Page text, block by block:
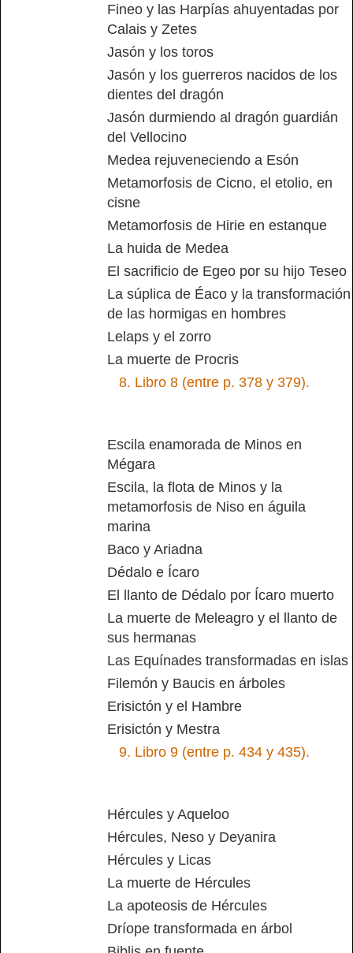
Fineo y las Harpías ahuyentadas por
Calais y Zetes
Jasón y los toros
Jasón y los guerreros nacidos de los
dientes del dragón
Jasón durmiendo al dragón guardián
del Vellocino
Medea rejuveneciendo a Esón
Metamorfosis de Cicno, el etolio, en
cisne
Metamorfosis de Hirie en estanque
La huida de Medea
El sacrificio de Egeo por su hijo Teseo
La súplica de Éaco y la transformación
de las hormigas en hombres
Lelaps y el zorro
La muerte de Procris
8. Libro 8 (entre p. 378 y 379).
Escila enamorada de Minos en
Mégara
Escila, la flota de Minos y la
metamorfosis de Niso en águila
marina
Baco y Ariadna
Dédalo e Ícaro
El llanto de Dédalo por Ícaro muerto
La muerte de Meleagro y el llanto de
sus hermanas
Las Equínades transformadas en islas
Filemón y Baucis en árboles
Erisictón y el Hambre
Erisictón y Mestra
9. Libro 9 (entre p. 434 y 435).
Hércules y Aqueloo
Hércules, Neso y Deyanira
Hércules y Licas
La muerte de Hércules
La apoteosis de Hércules
Dríope transformada en árbol